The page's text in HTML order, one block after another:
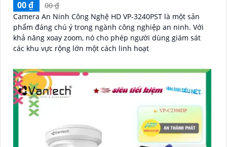
00 ₫
00 ₫
Camera An Ninh Công Nghệ HD VP-3240PST là một sản
phẩm đáng chú ý trong ngành công nghiệp an ninh. Với
khả năng xoay zoom, nó cho phép người dùng giám sát
các khu vực rộng lớn một cách linh hoạt